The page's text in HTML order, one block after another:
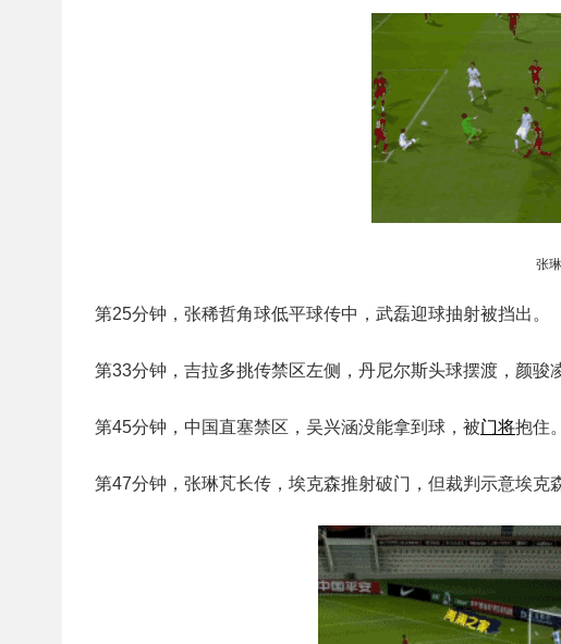
张
第25分钟，张稀哲角球低平球传中，武磊迎球抽射被挡出。
第33分钟，吉拉多挑传禁区左侧，丹尼尔斯头球摆渡，颜骏
第45分钟，中国直塞禁区，吴兴涵没能拿到球，被门将抱住。
第47分钟，张琳芃长传，埃克森推射破门，但裁判示意埃克